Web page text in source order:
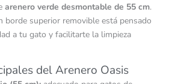
arenero verde desmontable de 55 cm.
borde superior removible está pensado
a tu gato y facilitarte la limpieza
del Arenero Oasis